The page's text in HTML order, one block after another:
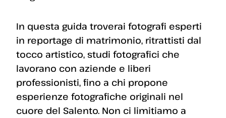
In questa guida troverai fotografi esperti
in reportage di matrimonio, ritrattisti dal
tocco artistico, studi fotografici che
lavorano con aziende e liberi
professionisti, fino a chi propone
esperienze fotografiche originali nel
cuore del Salento. Non ci limitiamo a